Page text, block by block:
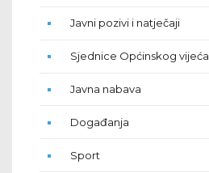
Javni pozivi i natječaji
Sjednice Općinskog vijeća
Javna nabava
Događanja
Sport